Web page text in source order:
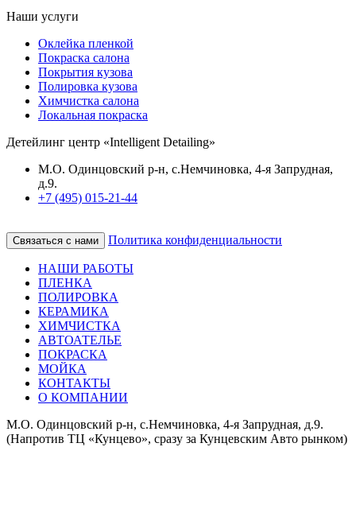
Наши услуги
Оклейка пленкой
Покраска салона
Покрытия кузова
Полировка кузова
Химчистка салона
Локальная покраска
Детейлинг центр «Intelligent Detailing»
М.О. Одинцовский р-н, с.Немчиновка, 4-я Запрудная,
д.9.
+7 (495) 015-21-44
Связаться с нами Политика конфиденциальности
НАШИ РАБОТЫ
ПЛЕНКА
ПОЛИРОВКА
КЕРАМИКА
ХИМЧИСТКА
АВТОАТЕЛЬЕ
ПОКРАСКА
МОЙКА
КОНТАКТЫ
О КОМПАНИИ
М.О. Одинцовский р-н, с.Немчиновка, 4-я Запрудная, д.9.
(Напротив ТЦ «Кунцево», сразу за Кунцевским Авто рынком)